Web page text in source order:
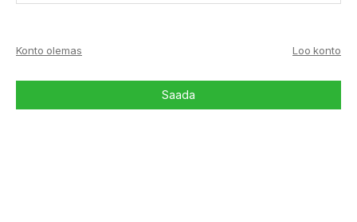
Konto olemas Loo konto
Saada